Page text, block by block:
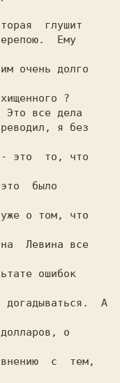
глушит
Ему
очень долго
?
все дела
я без
- это  то, что
было
о том, что
Левина все
ошибок
догадываться.  А
о
с  тем,